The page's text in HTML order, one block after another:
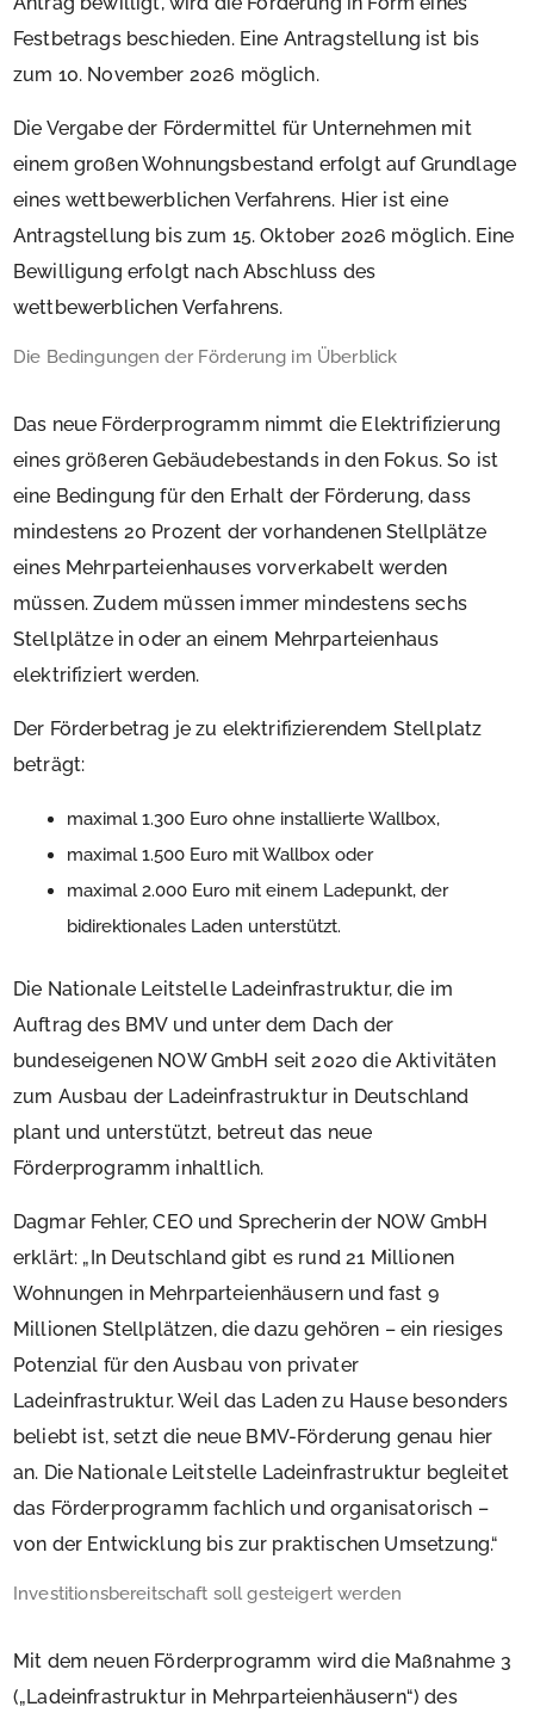
Festbetrags beschieden. Eine Antragstellung ist bis
zum 10. November 2026 möglich.
Die Vergabe der Fördermittel für Unternehmen mit
einem großen Wohnungsbestand erfolgt auf Grundlage
eines wettbewerblichen Verfahrens. Hier ist eine
Antragstellung bis zum 15. Oktober 2026 möglich. Eine
Bewilligung erfolgt nach Abschluss des
wettbewerblichen Verfahrens.
Die Bedingungen der Förderung im Überblick
Das neue Förderprogramm nimmt die Elektrifizierung
eines größeren Gebäudebestands in den Fokus. So ist
eine Bedingung für den Erhalt der Förderung, dass
mindestens 20 Prozent der vorhandenen Stellplätze
eines Mehrparteienhauses vorverkabelt werden
müssen. Zudem müssen immer mindestens sechs
Stellplätze in oder an einem Mehrparteienhaus
elektrifiziert werden.
Der Förderbetrag je zu elektrifizierendem Stellplatz
beträgt:
maximal 1.300 Euro ohne installierte Wallbox,
maximal 1.500 Euro mit Wallbox oder
maximal 2.000 Euro mit einem Ladepunkt, der
bidirektionales Laden unterstützt.
Die Nationale Leitstelle Ladeinfrastruktur, die im
Auftrag des BMV und unter dem Dach der
bundeseigenen NOW GmbH seit 2020 die Aktivitäten
zum Ausbau der Ladeinfrastruktur in Deutschland
plant und unterstützt, betreut das neue
Förderprogramm inhaltlich.
Dagmar Fehler, CEO und Sprecherin der NOW GmbH
erklärt: „In Deutschland gibt es rund 21 Millionen
Wohnungen in Mehrparteienhäusern und fast 9
Millionen Stellplätzen, die dazu gehören – ein riesiges
Potenzial für den Ausbau von privater
Ladeinfrastruktur. Weil das Laden zu Hause besonders
beliebt ist, setzt die neue BMV-Förderung genau hier
an. Die Nationale Leitstelle Ladeinfrastruktur begleitet
das Förderprogramm fachlich und organisatorisch –
von der Entwicklung bis zur praktischen Umsetzung.“
Investitionsbereitschaft soll gesteigert werden
Mit dem neuen Förderprogramm wird die Maßnahme 3
(„Ladeinfrastruktur in Mehrparteienhäusern“) des